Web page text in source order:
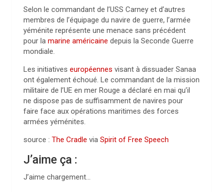
Selon le commandant de l’USS Carney et d’autres
membres de l’équipage du navire de guerre, l’armée
yéménite représente une menace sans précédent
pour la marine américaine depuis la Seconde Guerre
mondiale.
Les initiatives européennes visant à dissuader Sanaa
ont également échoué. Le commandant de la mission
militaire de l’UE en mer Rouge a déclaré en mai qu’il
ne dispose pas de suffisamment de navires pour
faire face aux opérations maritimes des forces
armées yéménites.
source : The Cradle via Spirit of Free Speech
J’aime ça :
J’aime chargement…